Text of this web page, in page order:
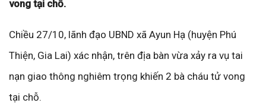
vong tại chỗ.
Chiều 27/10, lãnh đạo UBND xã Ayun Hạ (huyện Phú
Thiện, Gia Lai) xác nhận, trên địa bàn vừa xảy ra vụ tai
nạn giao thông nghiêm trọng khiến 2 bà cháu tử vong
tại chỗ.